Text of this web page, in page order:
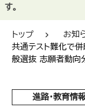
トップ
お知
共通テスト難化で
般選抜 志願者動向
進路・教育情
す。